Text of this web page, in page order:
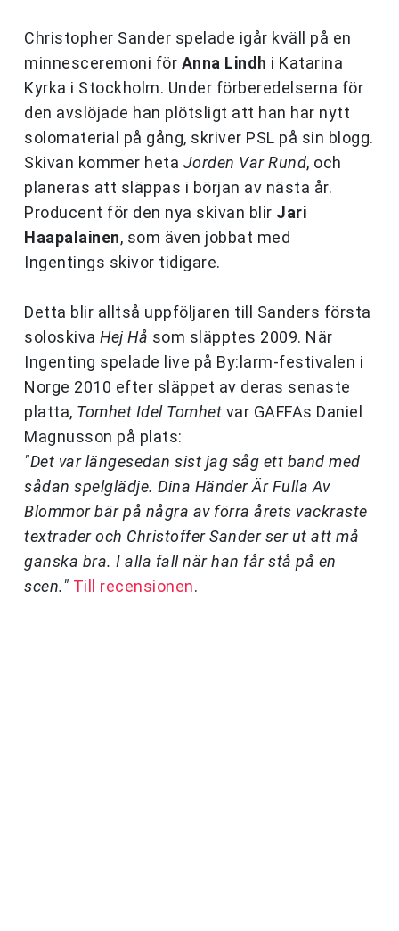
Christopher Sander spelade igår kväll på en
minnesceremoni för Anna Lindh i Katarina
Kyrka i Stockholm. Under förberedelserna för
den avslöjade han plötsligt att han har nytt
solomaterial på gång, skriver PSL på sin blogg.
Skivan kommer heta Jorden Var Rund, och
planeras att släppas i början av nästa år.
Producent för den nya skivan blir Jari
Haapalainen, som även jobbat med
Ingentings skivor tidigare.
Detta blir alltså uppföljaren till Sanders första
soloskiva Hej Hå som släpptes 2009. När
Ingenting spelade live på By:larm-festivalen i
Norge 2010 efter släppet av deras senaste
platta, Tomhet Idel Tomhet var GAFFAs Daniel
Magnusson på plats:
"Det var längesedan sist jag såg ett band med
sådan spelglädje. Dina Händer Är Fulla Av
Blommor bär på några av förra årets vackraste
textrader och Christoffer Sander ser ut att må
ganska bra. I alla fall när han får stå på en
scen." Till recensionen.